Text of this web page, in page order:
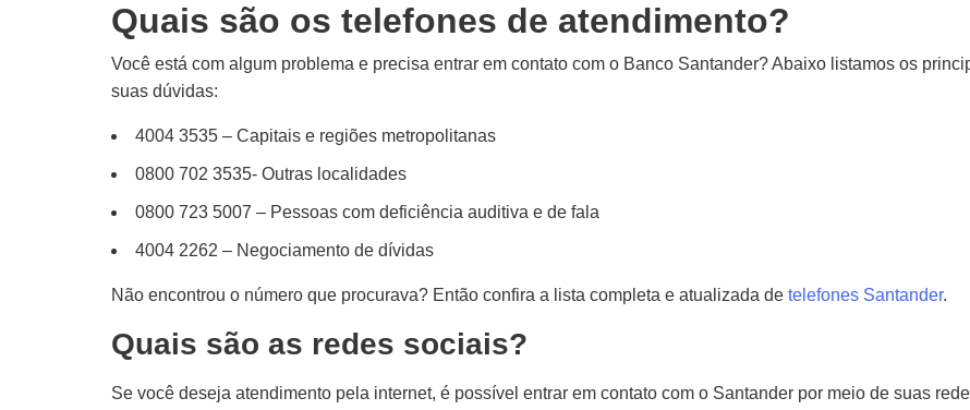
Quais são os telefones de atendimento?
Você está com algum problema e precisa entrar em contato com o Banco Santander? Abaixo listamos os
suas dúvidas:
4004 3535 – Capitais e regiões metropolitanas
0800 702 3535- Outras localidades
0800 723 5007 – Pessoas com deficiência auditiva e de fala
4004 2262 – Negociamento de dívidas
Não encontrou o número que procurava? Então confira a lista completa e atualizada de telefones Santander.
Quais são as redes sociais?
Se você deseja atendimento pela internet, é possível entrar em contato com o Santander por meio de suas